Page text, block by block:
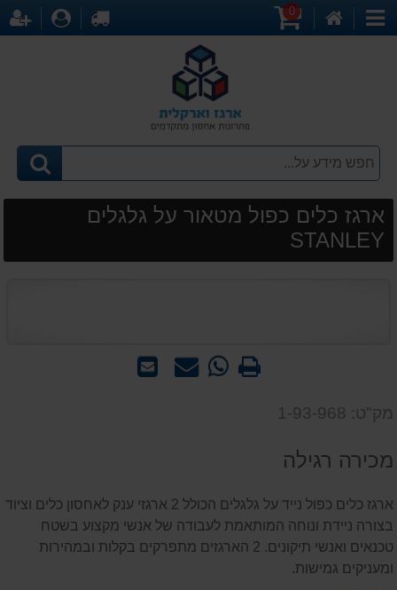
קטגוריות
0
לקופה
ארגז כלים כפול מטאור על גלגלים
STANLEY
שלח
שאל WhatsApp
מק"ט: 1-93-968
מכירה רגילה
ארגז כלים כפול נייד על גלגלים הכולל 2 ארגזי ענק לאחסון כלים וציוד
בצורה ניידת ונוחה המותאמת לעבודה של אנשי מקצוע בשטח
טכנאים ואנשי תיקונים. 2 הארגזים מתפרקים בקלות ובמהירות
ומעניקים גמישות.